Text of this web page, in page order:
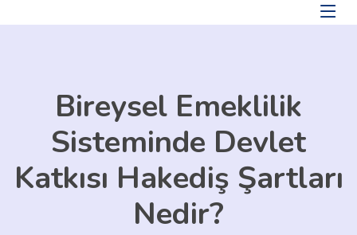
Bireysel Emeklilik
Sisteminde Devlet
Katkısı Hakediş Şartları
Nedir?